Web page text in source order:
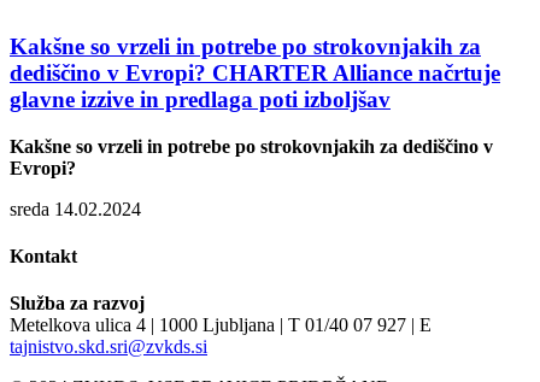
Kakšne so vrzeli in potrebe po strokovnjakih za
dediščino v Evropi? CHARTER Alliance načrtuje
glavne izzive in predlaga poti izboljšav
Kakšne so vrzeli in potrebe po strokovnjakih za dediščino v
Evropi?
sreda 14.02.2024
Kontakt
Služba za razvoj
Metelkova ulica 4 | 1000 Ljubljana | T 01/40 07 927 | E
tajnistvo.skd.sri@zvkds.si